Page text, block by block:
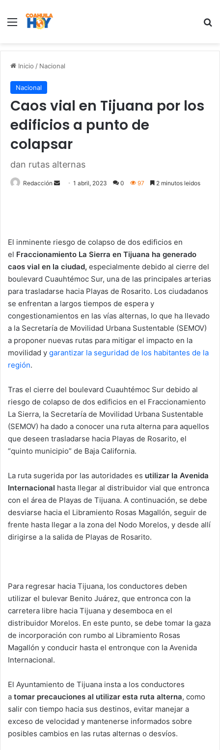
Menu
Inicio / Nacional
Nacional
Caos vial en Tijuana por los
edificios a punto de
colapsar
dan rutas alternas
Redacción
n
e
m
a
i
l
1 abril, 2023 0 97 2 minutos leidos
El inminente riesgo de colapso de dos edificios en
el Fraccionamiento La Sierra en Tijuana ha generado
caos vial en la ciudad, especialmente debido al cierre del
boulevard Cuauhtémoc Sur, una de las principales arterias
para trasladarse hacia Playas de Rosarito. Los ciudadanos
se enfrentan a largos tiempos de espera y
congestionamientos en las vías alternas, lo que ha llevado
a la Secretaría de Movilidad Urbana Sustentable (SEMOV)
a proponer nuevas rutas para mitigar el impacto en la
movilidad y garantizar la seguridad de los habitantes de la
región.
Tras el cierre del boulevard Cuauhtémoc Sur debido al
riesgo de colapso de dos edificios en el Fraccionamiento
La Sierra, la Secretaría de Movilidad Urbana Sustentable
(SEMOV) ha dado a conocer una ruta alterna para aquellos
que deseen trasladarse hacia Playas de Rosarito, el
“quinto municipio” de Baja California.
La ruta sugerida por las autoridades es utilizar la Avenida
Internacional hasta llegar al distribuidor vial que entronca
con el área de Playas de Tijuana. A continuación, se debe
desviarse hacia el Libramiento Rosas Magallón, seguir de
frente hasta llegar a la zona del Nodo Morelos, y desde allí
dirigirse a la salida de Playas de Rosarito.
Para regresar hacia Tijuana, los conductores deben
utilizar el bulevar Benito Juárez, que entronca con la
carretera libre hacia Tijuana y desemboca en el
distribuidor Morelos. En este punto, se debe tomar la gaza
de incorporación con rumbo al Libramiento Rosas
Magallón y conducir hasta el entronque con la Avenida
Internacional.
El Ayuntamiento de Tijuana insta a los conductores
a tomar precauciones al utilizar esta ruta alterna, como
salir con tiempo hacia sus destinos, evitar manejar a
exceso de velocidad y mantenerse informados sobre
posibles cambios en las rutas alternas o desvíos.